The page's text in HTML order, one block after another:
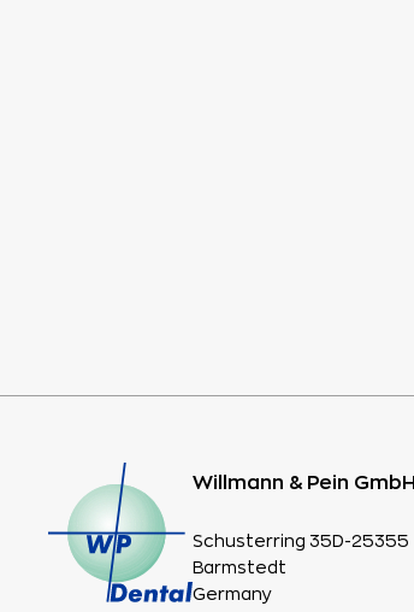
Willmann & Pein GmbH
Schusterring 35D-25355
Barmstedt
Germany